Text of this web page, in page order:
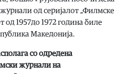
од серијалот „Филмске
од 1957до 1972 година биле
Македонија.
со одредена
журнали на